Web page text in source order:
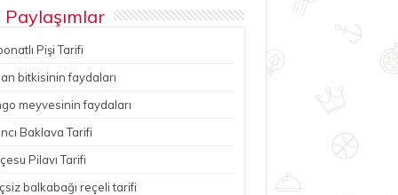
Paylaşımlar
Pişi Tarifi
bitkisinin faydaları
meyvesinin faydaları
Baklava Tarifi
Pilavı Tarifi
balkabağı reçeli tarifi